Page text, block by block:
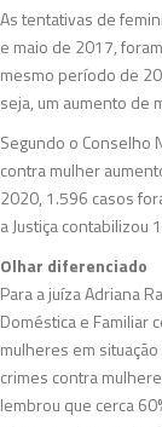
As tentativas de
e maio de 2017,
mesmo período de
seja, um aumento de
Segundo o Conselho
contra mulher
2020, 1.596 casos
a Justiça contabilizou
Olhar diferenciado
Para a juíza Adriana
Doméstica e Familiar
mulheres em
crimes contra
lembrou que cerca